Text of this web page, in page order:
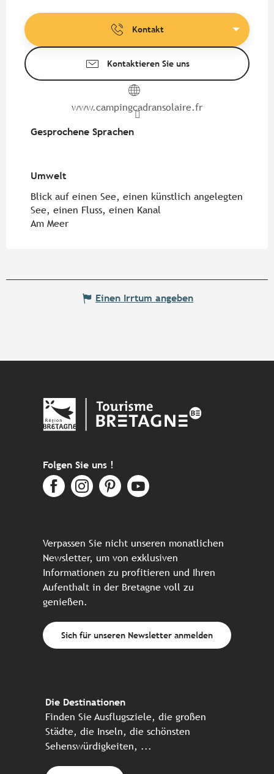
Kontakt
Kontaktieren Sie uns
www.campingcadransolaire.fr
Gesprochene Sprachen
Gesprochene Sprachen
Umwelt
Umwelt
Blick auf einen See, einen künstlich angelegten
See, einen Fluss, einen Kanal
Am Meer
Einen Irrtum angeben
Folgen Sie uns !
Verpassen Sie nicht unseren monatlichen
Newsletter, um von exklusiven
Informationen zu profitieren und Ihren
Aufenthalt in der Bretagne voll zu
genießen.
Sich für unseren Newsletter anmelden
Die Destinationen
Finden Sie Ausflugsziele, die großen
Städte, die Inseln, die schönsten
Sehenswürdigkeiten, ...